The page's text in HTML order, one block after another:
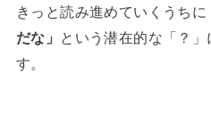
きっと読み進めていくうちに
だな」
という潜在的な「？
す。